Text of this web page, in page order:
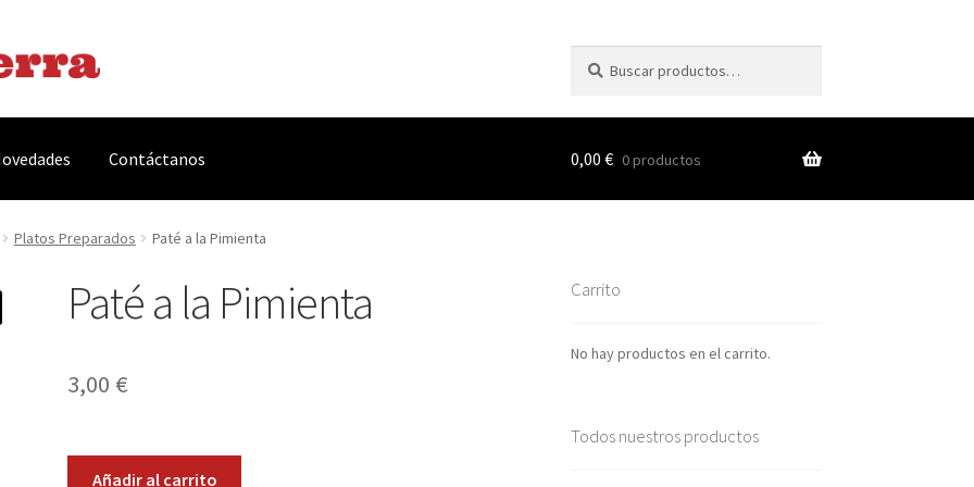
por:
Contáctanos
Carnes y Embutidos Carrito Conservas y Platos Preparados
Complementos y Servicios Métodos de pago Mi cuenta
Y Cookies
0,00 € 0 productos
Platos Preparados Paté a la Pimienta
Paté a la Pimienta
3,00 €
Añadir al carrito
Carrito
No hay productos en el carrito.
Todos nuestros productos